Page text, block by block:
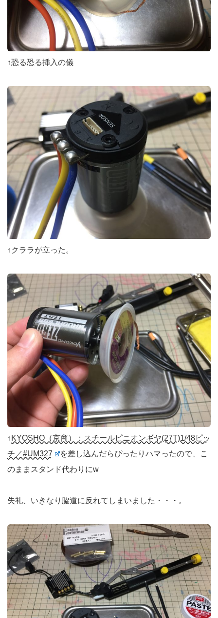
↑恐る恐る挿入の儀
↑クララが立った。
↑ KYOSHO（京商）：スチールピニオンギヤ(27T)1/48ピッ
チ／#UM327
を差し込んだらぴったりハマったので、こ
のままスタンド代わりにw
失礼、いきなり脇道に反れてしまいました・・・。